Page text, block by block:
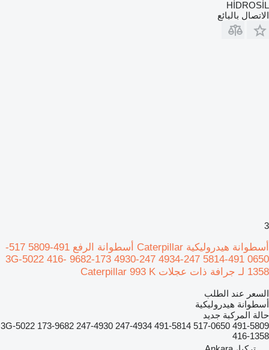
HİDROSİL
الاتصال بالبائع
3
أسطوانة هيدروليكية Caterpillar أسطوانة الرفع 491-5809 517-
0650 491-5814 247-4934 247-4930 173-9682 3G-5022 416-
1358 لـ جرافة ذات عجلات Caterpillar 993 K
السعر عند الطلب
أسطوانة هيدروليكية
حالة المركبة جديد
491-5809 517-0650 491-5814 247-4934 247-4930 173-9682 3G-5022
416-1358